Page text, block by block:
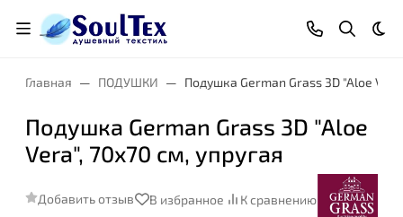
Главная ПОДУШКИ Подушка German Grass 3D "Aloe
Подушка German Grass 3D "Aloe
Vera", 70x70 см, упругая
Добавить отзыв В избранное К сравнению